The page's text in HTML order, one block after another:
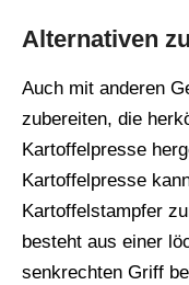
Alternativen
Auch mit anderen
zubereiten, die
Kartoffelpresse
Kartoffelpresse
Kartoffelstampfer
besteht aus einer
senkrechten Griff